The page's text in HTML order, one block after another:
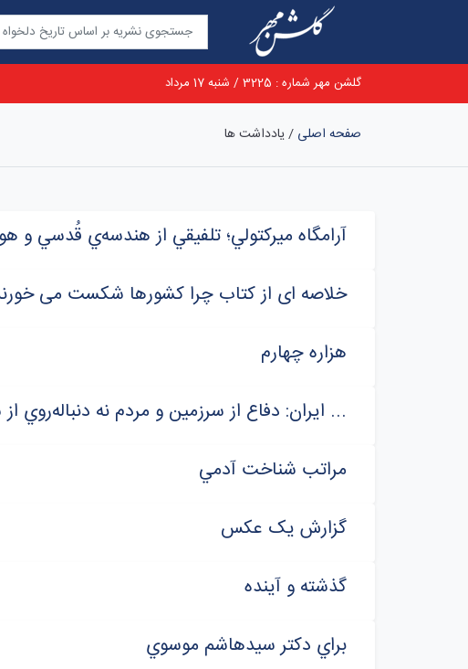
گلشن مهر شماره : 3225 / شنبه 17 مرداد
صفحه اصلی /یادداشت ها
آرامگاه ميرکتولي؛ تلفيقي از هندسه‌ي قُدسي و
خلاصه ای از کتاب چرا کشورها شکست می
هزاره چهارم
ايران: دفاع از سرزمين و مردم نه دنباله‌روي از سلاح‌هاي هسته‌اي ...
مراتب شناخت آدمي
گزارش يک عکس
گذشته و آينده
براي دکتر سيدهاشم موسوي